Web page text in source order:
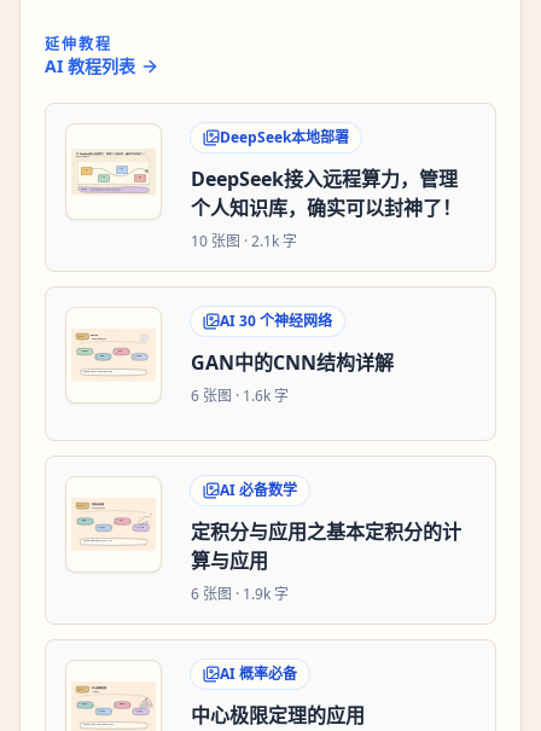
延伸教程
AI 教程列表
DeepSeek本地部署
DeepSeek接入远程算力，管理
个人知识库，确实可以封神了！
10 张图 ·2.1k 字
AI 30 个神经网络
GAN中的CNN结构详解
6 张图 · 1.6k 字
AI 必备数学
定积分与应用之基本定积分的计
算与应用
6 张图 · 1.9k 字
AI 概率必备
中心极限定理的应用